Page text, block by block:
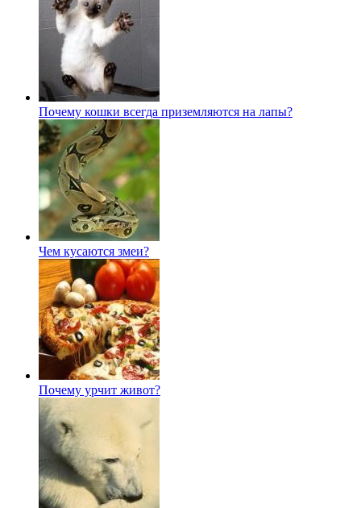
Почему кошки всегда приземляются на лапы?
Чем кусаются змеи?
Почему урчит живот?